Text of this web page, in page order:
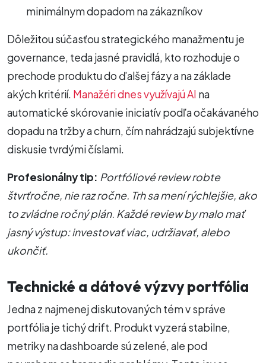
minimálnym dopadom na zákazníkov
Dôležitou súčasťou strategického manažmentu je
governance, teda jasné pravidlá, kto rozhoduje o
prechode produktu do ďalšej fázy a na základe
akých kritérií. Manažéri dnes využívajú AI na
automatické skórovanie iniciatív podľa očakávaného
dopadu na tržby a churn, čím nahrádzajú subjektívne
diskusie tvrdými číslami.
Profesionálny tip: Portfóliové review robte
štvrťročne, nie raz ročne. Trh sa mení rýchlejšie, ako
to zvládne ročný plán. Každé review by malo mať
jasný výstup: investovať viac, udržiavať, alebo
ukončiť.
Technické a dátové výzvy portfólia
Jedna z najmenej diskutovaných tém v správe
portfólia je tichý drift. Produkt vyzerá stabilne,
metriky na dashboarde sú zelené, ale pod